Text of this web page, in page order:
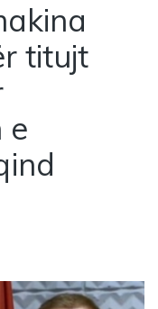
titujt
e